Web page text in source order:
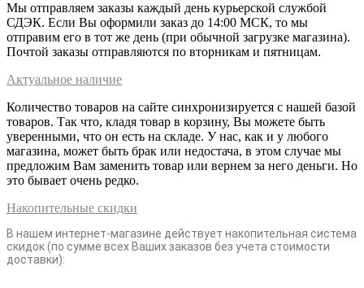
Мы отправляем заказы каждый день курьерской службой
СДЭК. Если Вы оформили заказ до 14:00 МСК, то мы
отправим его в тот же день (при обычной загрузке магазина).
Почтой заказы отправляются по вторникам и пятницам.
Актуальное наличие
Количество товаров на сайте синхронизируется с нашей базой
товаров. Так что, кладя товар в корзину, Вы можете быть
уверенными, что он есть на складе. У нас, как и у любого
магазина, может быть брак или недостача, в этом случае мы
предложим Вам заменить товар или вернем за него деньги. Но
это бывает очень редко.
Накопительные скидки
В нашем интернет-магазине действует накопительная система
скидок (по сумме всех Ваших заказов без учета стоимости
доставки):